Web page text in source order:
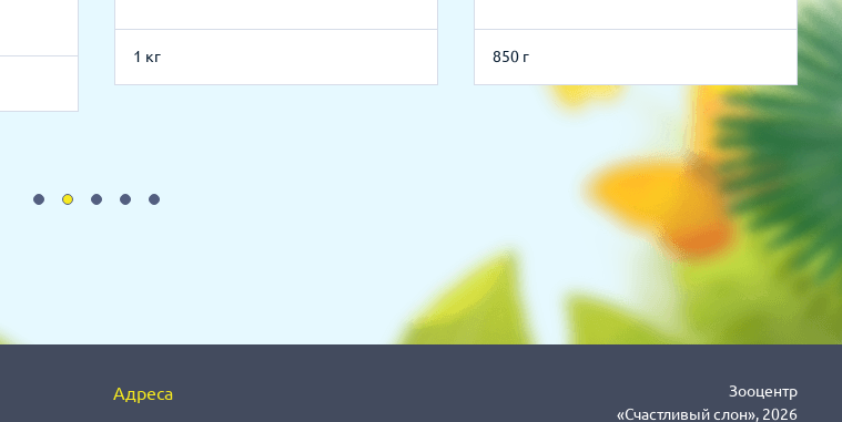
1 кг 850 г
Адреса
Зооцентр
«Счастливый слон», 2026